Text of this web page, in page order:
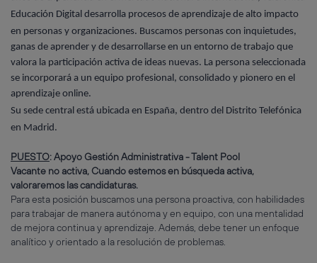
Educación Digital desarrolla procesos de aprendizaje de alto impacto
en personas y organizaciones. Buscamos personas con inquietudes,
ganas de aprender y de desarrollarse en un entorno de trabajo que
valora la participación activa de ideas nuevas. La persona seleccionada
se incorporará a un equipo profesional, consolidado y pionero en el
aprendizaje online.
Su sede central está ubicada en España, dentro del Distrito Telefónica
en Madrid.
PUESTO: Apoyo Gestión Administrativa - Talent Pool
Vacante no activa, Cuando estemos en búsqueda activa,
valoraremos las candidaturas.
Para esta posición buscamos una persona proactiva, con habilidades
para trabajar de manera autónoma y en equipo, con una mentalidad
de mejora continua y aprendizaje. Además, debe tener un enfoque
analítico y orientado a la resolución de problemas.